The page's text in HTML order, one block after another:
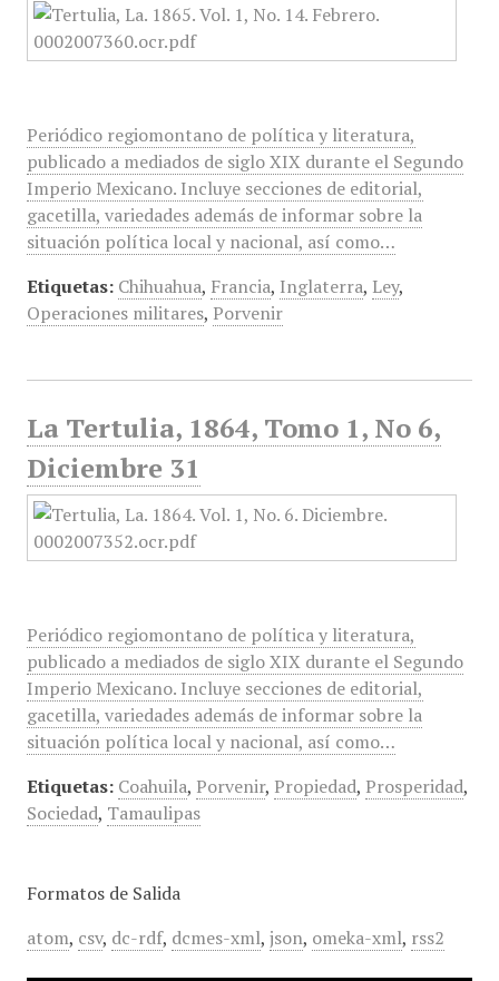
Periódico regiomontano de política y literatura,
publicado a mediados de siglo XIX durante el Segundo
Imperio Mexicano. Incluye secciones de editorial,
gacetilla, variedades además de informar sobre la
situación política local y nacional, así como…
Etiquetas: Chihuahua, Francia, Inglaterra, Ley,
Operaciones militares, Porvenir
La Tertulia, 1864, Tomo 1, No 6,
Diciembre 31
Periódico regiomontano de política y literatura,
publicado a mediados de siglo XIX durante el Segundo
Imperio Mexicano. Incluye secciones de editorial,
gacetilla, variedades además de informar sobre la
situación política local y nacional, así como…
Etiquetas: Coahuila, Porvenir, Propiedad, Prosperidad,
Sociedad, Tamaulipas
Formatos de Salida
atom, csv, dc-rdf, dcmes-xml, json, omeka-xml, rss2